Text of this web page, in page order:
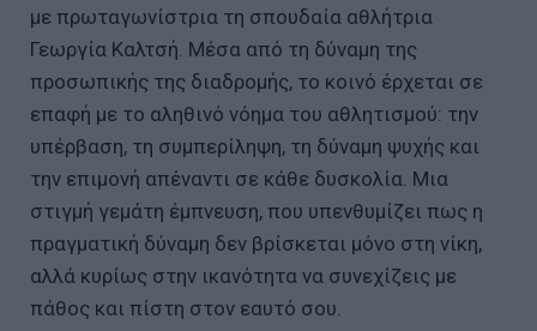
με πρωταγωνίστρια τη σπουδαία αθλήτρια
Γεωργία Καλτσή. Μέσα από τη δύναμη της
προσωπικής της διαδρομής, το κοινό έρχεται σε
επαφή με το αληθινό νόημα του αθλητισμού: την
υπέρβαση, τη συμπερίληψη, τη δύναμη ψυχής και
την επιμονή απέναντι σε κάθε δυσκολία. Μια
στιγμή γεμάτη έμπνευση, που υπενθυμίζει πως η
πραγματική δύναμη δεν βρίσκεται μόνο στη νίκη,
αλλά κυρίως στην ικανότητα να συνεχίζεις με
πάθος και πίστη στον εαυτό σου.